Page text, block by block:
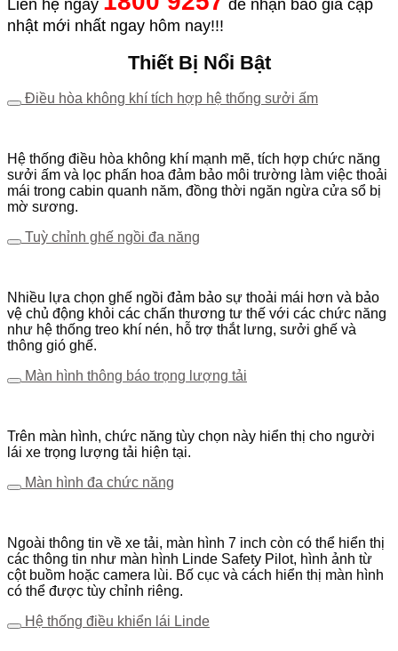
Liên hệ ngay
để nhận báo giá cập
nhật mới nhất ngay hôm nay!!!
Thiết Bị Nổi Bật
Điều hòa không khí tích hợp hệ thống sưởi ấm
Hệ thống điều hòa không khí mạnh mẽ, tích hợp chức năng
sưởi ấm và lọc phấn hoa đảm bảo môi trường làm việc thoải
mái trong cabin quanh năm, đồng thời ngăn ngừa cửa sổ bị
mờ sương.
Tuỳ chỉnh ghế ngồi đa năng
Nhiều lựa chọn ghế ngồi đảm bảo sự thoải mái hơn và bảo
vệ chủ động khỏi các chấn thương tư thế với các chức năng
như hệ thống treo khí nén, hỗ trợ thắt lưng, sưởi ghế và
thông gió ghế.
Màn hình thông báo trọng lượng tải
Trên màn hình, chức năng tùy chọn này hiển thị cho người
lái xe trọng lượng tải hiện tại.
Màn hình đa chức năng
Ngoài thông tin về xe tải, màn hình 7 inch còn có thể hiển thị
các thông tin như màn hình Linde Safety Pilot, hình ảnh từ
cột buồm hoặc camera lùi. Bố cục và cách hiển thị màn hình
có thể được tùy chỉnh riêng.
Hệ thống điều khiển lái Linde